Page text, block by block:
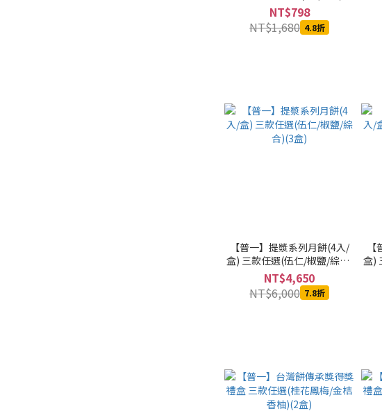
NT$798
NT$1,680 4.8折
【普一】提漿系列月餅(4入/
盒) 三款任選(伍仁/椒鹽/綜合)
(3盒)
NT$4,650
NT$6,000 7.8折
盒)